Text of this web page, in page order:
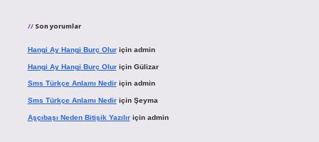
Son yorumlar
Hangi Ay Hangi Burç Oluriçin admin
Hangi Ay Hangi Burç Oluriçin Gülizar
Sms Türkçe Anlamı Nediriçin admin
Sms Türkçe Anlamı Nediriçin Şeyma
Aşçıbaşı Neden Bitişik Yazılıriçin admin